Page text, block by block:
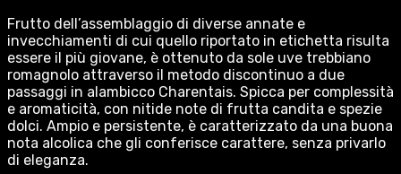
Frutto dell’assemblaggio di diverse annate e
invecchiamenti di cui quello riportato in etichetta risulta
essere il più giovane, è ottenuto da sole uve trebbiano
romagnolo attraverso il metodo discontinuo a due
passaggi in alambicco Charentais. Spicca per complessità
e aromaticità, con nitide note di frutta candita e spezie
dolci. Ampio e persistente, è caratterizzato da una buona
nota alcolica che gli conferisce carattere, senza privarlo
di eleganza.